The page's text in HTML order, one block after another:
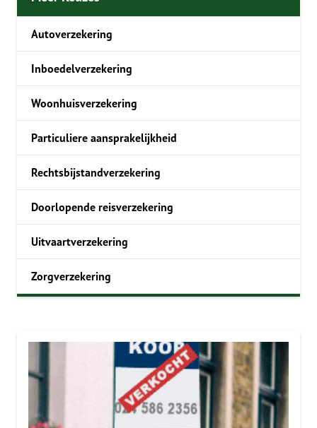
Autoverzekering
Inboedelverzekering
Woonhuisverzekering
Particuliere aansprakelijkheid
Rechtsbijstandverzekering
Doorlopende reisverzekering
Uitvaartverzekering
Zorgverzekering